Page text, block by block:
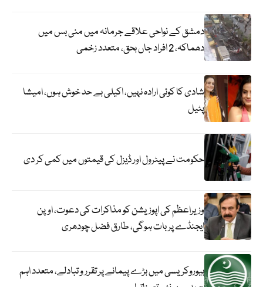
دمشق کے نواحی علاقے جرمانہ میں منی بس میں
دھماکہ، 2 افراد جاں بحق، متعدد زخمی
شادی کا کوئی ارادہ نہیں، اکیلی بے حد خوش ہوں، امیشا
پٹیل
حکومت نے پیٹرول اور ڈیزل کی قیمتوں میں کمی کر دی
وزیراعظم کی اپوزیشن کو مذاکرات کی دعوت، اوپن
ایجنڈے پر بات ہوگی، طارق فضل چودھری
بیوروکریسی میں بڑے پیمانے پر تقرر و تبادلے، متعدد اہم